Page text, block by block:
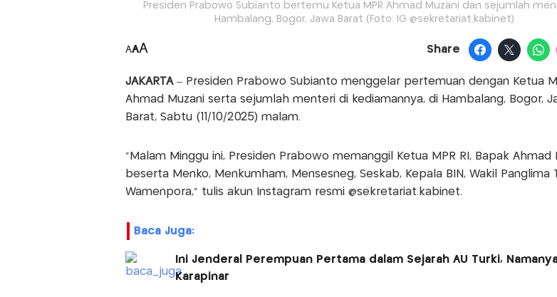
Presiden Prabowo Subianto bertemu Ketua MPR Ahmad Muzani dan sejumlah
Hambalang, Bogor, Jawa Barat (Foto: IG @sekretariat.kabinet)
AAA Share
JAKARTA – Presiden Prabowo Subianto menggelar pertemuan dengan Ketua
Ahmad Muzani serta sejumlah menteri di kediamannya, di Hambalang, Bogor,
Barat, Sabtu (11/10/2025) malam.
"Malam Minggu ini, Presiden Prabowo memanggil Ketua MPR RI, Bapak Ahmad
beserta Menko, Menkumham, Mensesneg, Seskab, Kepala BIN, Wakil Panglima
Wamenpora," tulis akun Instagram resmi @sekretariat.kabinet.
Baca Juga:
Ini Jenderal Perempuan Pertama dalam Sejarah AU Turki,
Karapinar